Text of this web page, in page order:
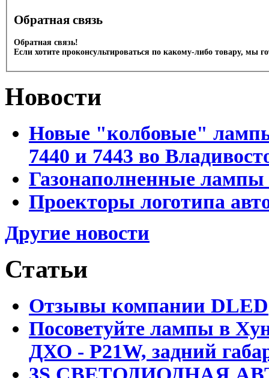
Обратная связь
Обратная связь!
Если хотите проконсультироваться по какому-либо товару, мы
Новости
Новые "колбовые"
7440 и 7443 во
Газонаполненные лампы
Проекторы логотипа
Другие новости
Статьи
Отзывы компании DLED
Посоветуйте лампы в
ДХО - P21W, задний